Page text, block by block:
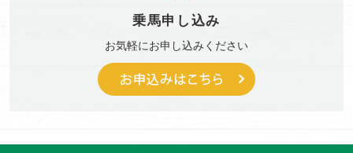
乗馬申し込み
お気軽にお申し込みください